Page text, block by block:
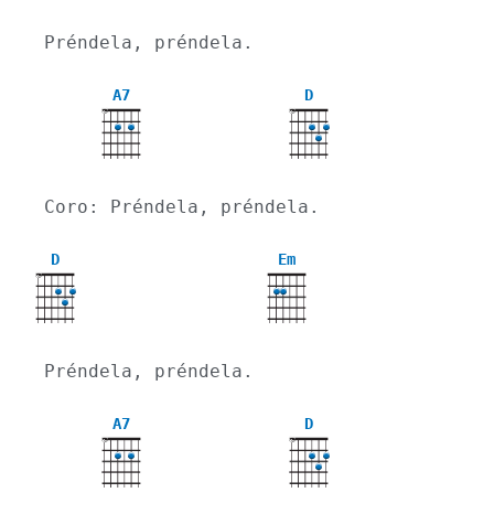
Préndela, préndela.
A7
X
D
X
Coro: Préndela, préndela.
D
X
Em
Préndela, préndela.
A7
X
D
X